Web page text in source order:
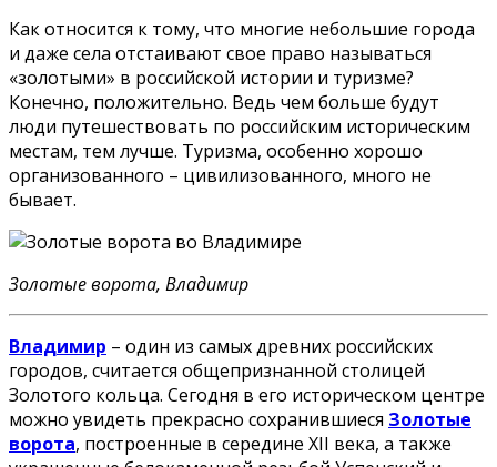
Как относится к тому, что многие небольшие города
и даже села отстаивают свое право называться
«золотыми» в российской истории и туризме?
Конечно, положительно. Ведь чем больше будут
люди путешествовать по российским историческим
местам, тем лучше. Туризма, особенно хорошо
организованного – цивилизованного, много не
бывает.
Золотые ворота, Владимир
Владимир – один из самых древних российских
городов, считается общепризнанной столицей
Золотого кольца. Сегодня в его историческом центре
можно увидеть прекрасно сохранившиеся Золотые
ворота, построенные в середине XII века, а также